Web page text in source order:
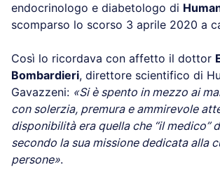
endocrinologo e diabetologo di
scomparso lo scorso 3 aprile 2020 a
Così lo ricordava con affetto il dottor
Bombardieri, direttore scientifico di
Gavazzeni: «Si è spento in mezzo ai
con solerzia, premura e ammirevole
disponibilità era quella che “il medico”
secondo la sua missione dedicata alla
persone».